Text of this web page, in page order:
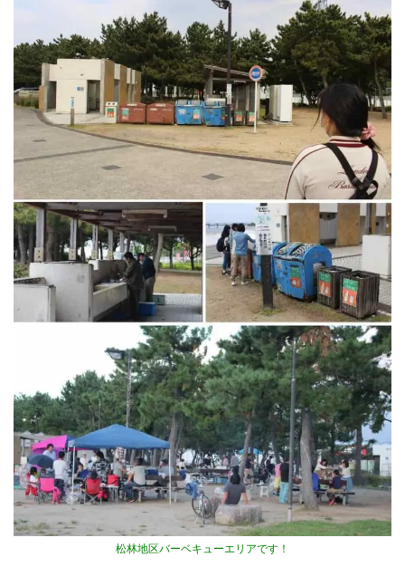
松林地区バーベキューエリアです！